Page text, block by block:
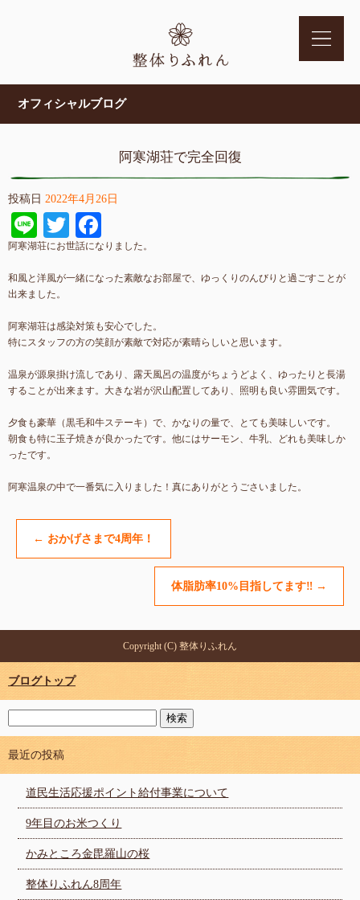
オフィシャルブログ
阿寒湖荘で完全回復
投稿日 2022年4月26日
LineTwitter
阿寒湖荘にお世話になりました。
和風と洋風が一緒になった素敵なお部屋で、ゆっくりのんびりと過ごすことが
出来ました。
阿寒湖荘は感染対策も安心でした。
特にスタッフの方の笑顔が素敵で対応が素晴らしいと思います。
温泉が源泉掛け流しであり、露天風呂の温度がちょうどよく、ゆったりと長湯
することが出来ます。大きな岩が沢山配置してあり、照明も良い雰囲気です。
夕食も豪華（黒毛和牛ステーキ）で、かなりの量で、とても美味しいです。
朝食も特に玉子焼きが良かったです。他にはサーモン、牛乳、どれも美味しか
ったです。
阿寒温泉の中で一番気に入りました！真にありがとうごさいました。
← おかげさまで4周年！
体脂肪率10%目指してます‼︎ →
Copyright (C) 整体りふれん
ブログトップ
最近の投稿
道民生活応援ポイント給付事業について
9年目のお米つくり
かみところ金毘羅山の桜
整体りふれん8周年